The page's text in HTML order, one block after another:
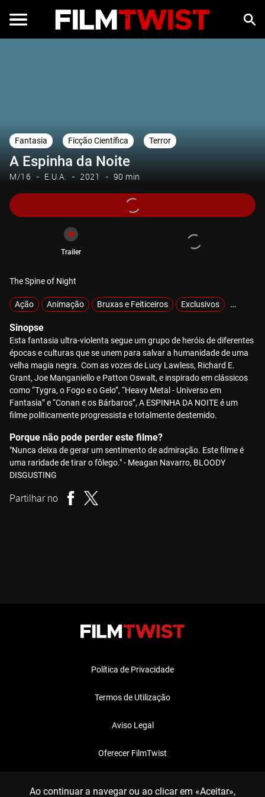
Fantasia Ficção Científica Terror
A Espinha da Noite
M/16 E.U.A. 2021 90 min
Trailer
The Spine of Night
Ação Animação Bruxas e Feiticeiros Exclusivos Gore
Sinopse
Esta fantasia ultra-violenta segue um grupo de heróis de diferentes
épocas e culturas que se unem para salvar a humanidade de uma
velha magia negra. Com as vozes de Lucy Lawless, Richard E.
Grant, Joe Manganiello e Patton Oswalt, e inspirado em clássicos
como “Tygra, o Fogo e o Gelo”, “Heavy Metal - Universo em
Fantasia” e “Conan e os Bárbaros”, A ESPINHA DA NOITE é um
filme politicamente progressista e totalmente destemido.
Porque não pode perder este filme?
"Nunca deixa de gerar um sentimento de admiração. Este filme é
uma raridade de tirar o fôlego." - Meagan Navarro, BLOODY
DISGUSTING
Partilhar no
Política de Privacidade
Termos de Utilização
Aviso Legal
Oferecer FilmTwist
Ao continuar a navegar ou ao clicar em «Aceitar»,